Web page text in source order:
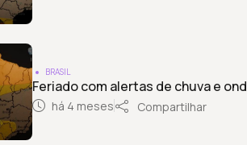
BRASIL
Feriado com alertas de chuva e
há 4 meses Compartilhar